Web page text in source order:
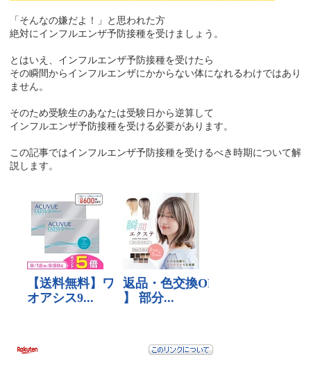
「そんなの嫌だよ！」と思われた方
絶対にインフルエンザ予防接種を受けましょう。
とはいえ、インフルエンザ予防接種を受けたら
その瞬間からインフルエンザにかからない体になれるわけではあり
ません。
そのため受験生のあなたは受験日から逆算して
インフルエンザ予防接種を受ける必要があります。
この記事ではインフルエンザ予防接種を受けるべき時期について解
説します。